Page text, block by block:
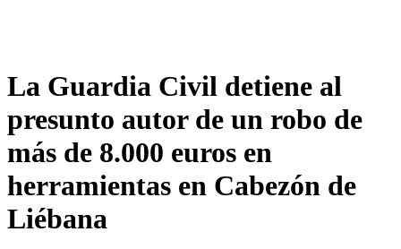
La Guardia Civil detiene al
presunto autor de un robo de
más de 8.000 euros en
herramientas en Cabezón de
Liébana